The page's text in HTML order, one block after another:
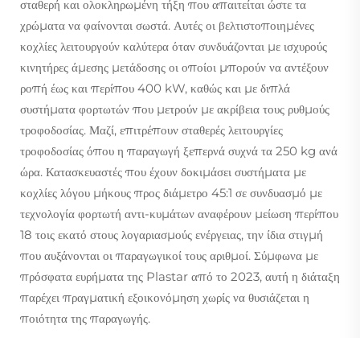
σταθερή και ολοκληρωμένη τήξη που απαιτείται ώστε τα
χρώματα να φαίνονται σωστά. Αυτές οι βελτιστοποιημένες
κοχλίες λειτουργούν καλύτερα όταν συνδυάζονται με ισχυρούς
κινητήρες άμεσης μετάδοσης οι οποίοι μπορούν να αντέξουν
ροπή έως και περίπου 400 kW, καθώς και με διπλά
συστήματα φορτωτών που μετρούν με ακρίβεια τους ρυθμούς
τροφοδοσίας. Μαζί, επιτρέπουν σταθερές λειτουργίες
τροφοδοσίας όπου η παραγωγή ξεπερνά συχνά τα 250 kg ανά
ώρα. Κατασκευαστές που έχουν δοκιμάσει συστήματα με
κοχλίες λόγου μήκους προς διάμετρο 45:1 σε συνδυασμό με
τεχνολογία φορτωτή αντι-κυμάτων αναφέρουν μείωση περίπου
18 τοις εκατό στους λογαριασμούς ενέργειας, την ίδια στιγμή
που αυξάνονται οι παραγωγικοί τους αριθμοί. Σύμφωνα με
πρόσφατα ευρήματα της Plastar από το 2023, αυτή η διάταξη
παρέχει πραγματική εξοικονόμηση χωρίς να θυσιάζεται η
ποιότητα της παραγωγής.